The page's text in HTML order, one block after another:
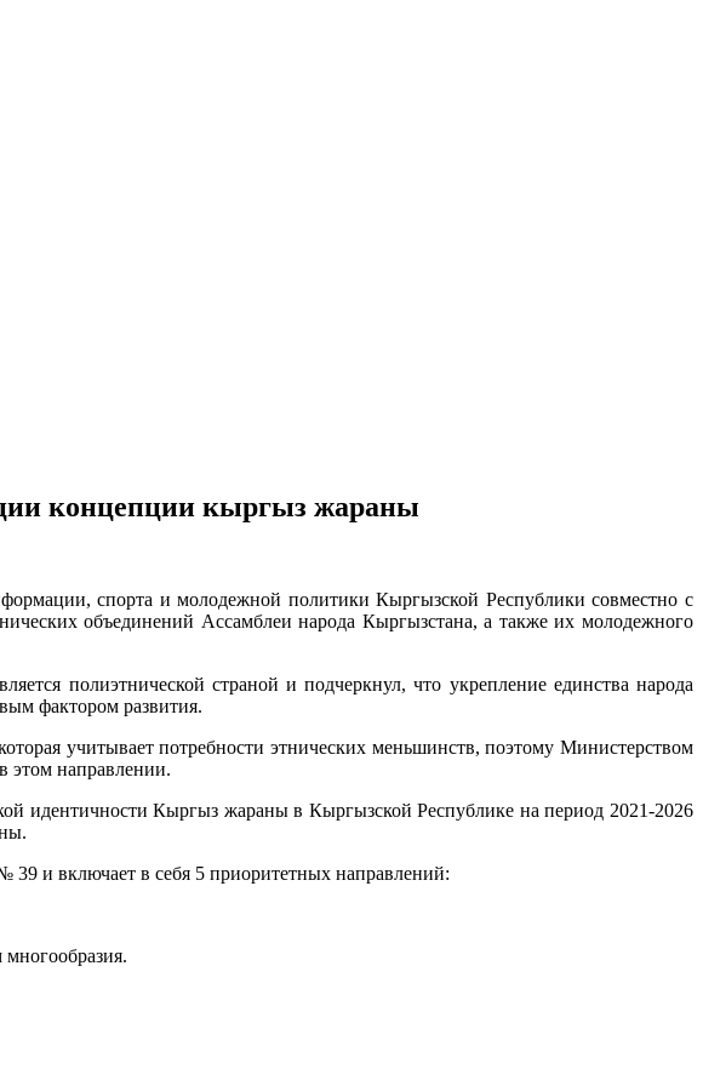
концепции кыргыз жараны
спорта и молодежной политики Кыргызской Республики совместно с
объединений Ассамблеи народа Кыргызстана, а также их молодежного
полиэтнической страной и подчеркнул, что укрепление единства народа
фактором развития.
учитывает потребности этнических меньшинств, поэтому Министерством
этом направлении.
идентичности Кыргыз жараны в Кыргызской Республике на период 2021-2026
и включает в себя 5 приоритетных направлений: